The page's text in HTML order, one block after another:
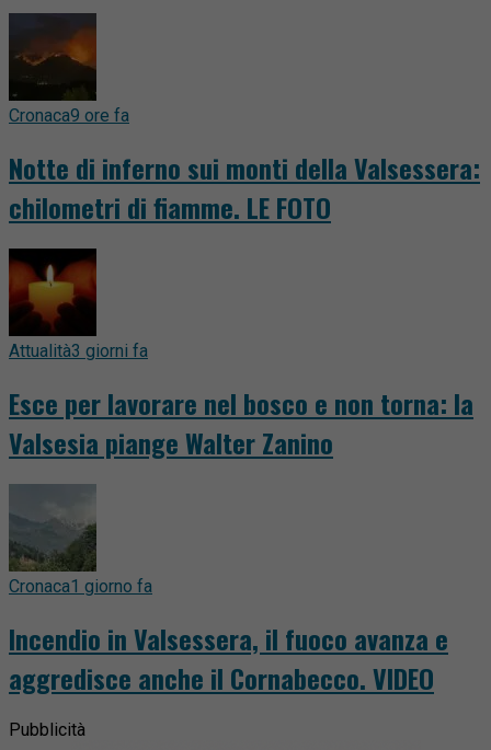
Cronaca9 ore fa
Notte di inferno sui monti della Valsessera:
chilometri di fiamme. LE FOTO
Attualità3 giorni fa
Esce per lavorare nel bosco e non torna: la
Valsesia piange Walter Zanino
Cronaca1 giorno fa
Incendio in Valsessera, il fuoco avanza e
aggredisce anche il Cornabecco. VIDEO
Pubblicità